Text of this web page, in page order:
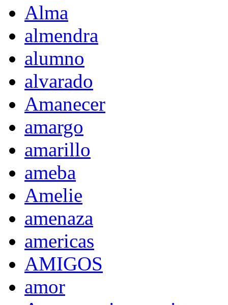
Alma
almendra
alumno
alvarado
Amanecer
amargo
amarillo
ameba
Amelie
amenaza
americas
AMIGOS
amor